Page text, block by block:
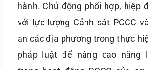
hành. Chủ động phối hợp, hiệp
với lực lượng Cảnh sát PCCC
an các địa phương trong thực
pháp luật để nâng cao năng